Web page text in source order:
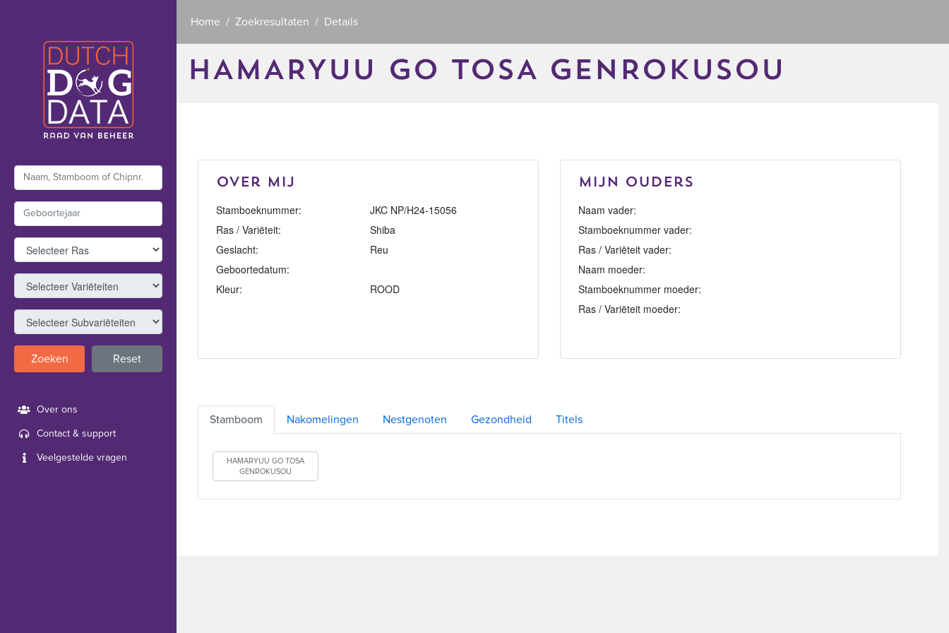
Zoeken Reset
Over ons
Contact & support
Veelgestelde vragen
Home Zoekresultaten Details
HAMARYUU GO TOSA GENROKUSOU
Over mij
Stamboeknummer:
JKC NP/H24-15056
Ras / Variëteit:
Shiba
Geslacht:
Reu
Geboortedatum:
Kleur:
ROOD
Mijn Ouders
Naam vader:
Stamboeknummer vader:
Ras / Variëteit vader:
Naam moeder:
Stamboeknummer moeder:
Ras / Variëteit moeder:
Stamboom Nakomelingen Nestgenoten Gezondheid Titels
HAMARYUU GO TOSA
GENROKUSOU